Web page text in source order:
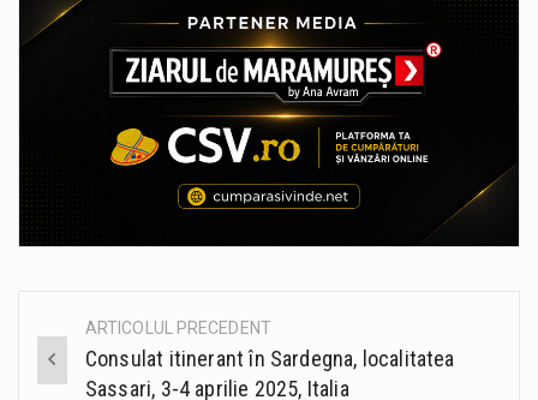
Post
navigation
ARTICOLUL PRECEDENT
Consulat itinerant în Sardegna, localitatea
Sassari, 3-4 aprilie 2025, Italia